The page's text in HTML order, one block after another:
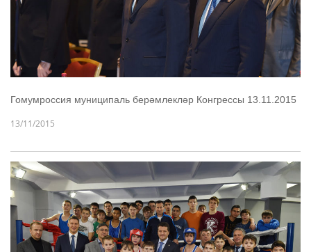
Гомумроссия муниципаль берәмлекләр Конгрессы 13.11.2015
13/11/2015